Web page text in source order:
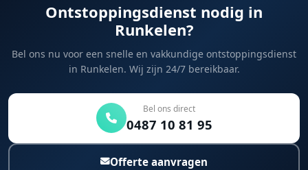
Ontstoppingsdienst nodig in
Runkelen?
Bel ons nu voor een snelle en vakkundige ontstoppingsdienst
in Runkelen. Wij zijn 24/7 bereikbaar.
Bel ons direct
0487 10 81 95
Offerte aanvragen